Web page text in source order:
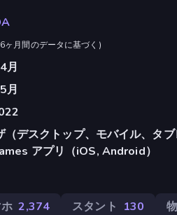
ヶ月間のデータに基づく )
月
月
（デスクトップ、モバイル、タ
アプリ（iOS, Android）
2,374 スタント 130